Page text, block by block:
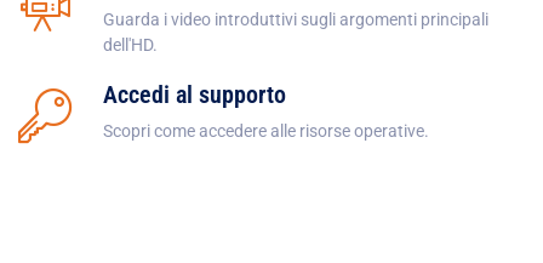
Guarda i video introduttivi sugli argomenti principali
dell'HD.
Accedi al supporto
Scopri come accedere alle risorse operative.